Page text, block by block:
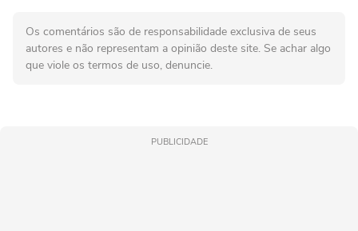
Os comentários são de responsabilidade exclusiva de seus
autores e não representam a opinião deste site. Se achar algo
que viole os termos de uso, denuncie.
PUBLICIDADE